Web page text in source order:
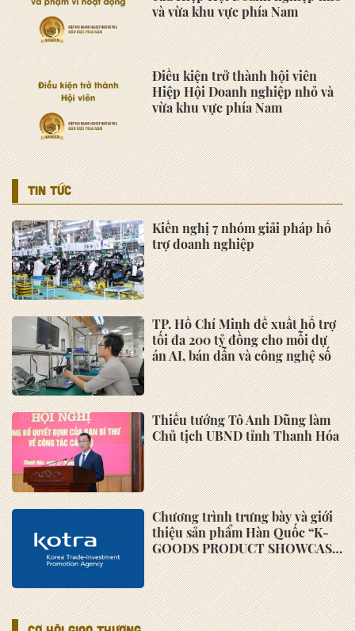
Hội thảo khoa học "Chủ tịch Hồ
Chí Minh với Doanh nghiệp,
Doanh nhân - Từ ký ức đến khát
vọng vươn mình kiến quốc"
ngày 01/10/2025
LATVIA mong muốn tìm đối tác
hợp tác trong lĩnh vực dược và
cơ khí tại ASMES
TTC AgriS mong muốn được hỗ
trợ các thành viên VINASME
chuyển đổi số
Xem thêm
HOẠT ĐỘNG ASMES
Hội nghị "Các giải pháp tháo gỡ
khó khăn cho DNNVV trong tiếp
cận vốn phục hồi sản xuất kinh
doanh"
Chương trình trưng bày và giới
thiệu sản phẩm Hàn Quốc “K-
GOODS PRODUCT SHOWCASE
2022”